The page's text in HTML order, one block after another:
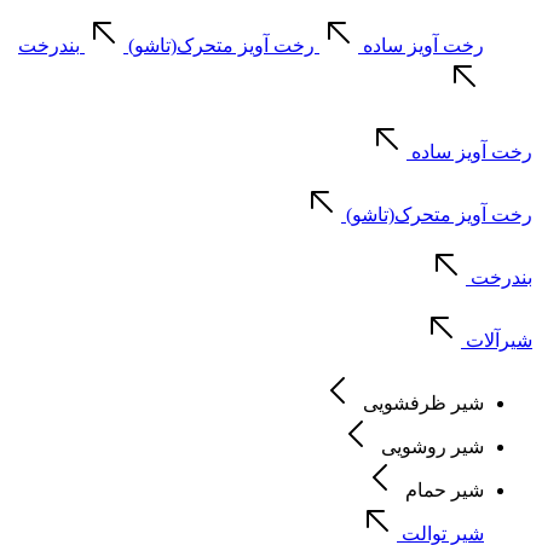
رخت آویز ساده رخت آویز متحرک(تاشو) بندرخت
رخت آویز ساده
رخت آویز متحرک(تاشو)
بندرخت
شیرآلات
شیر ظرفشویی
شیر روشویی
شیر حمام
شیر توالت